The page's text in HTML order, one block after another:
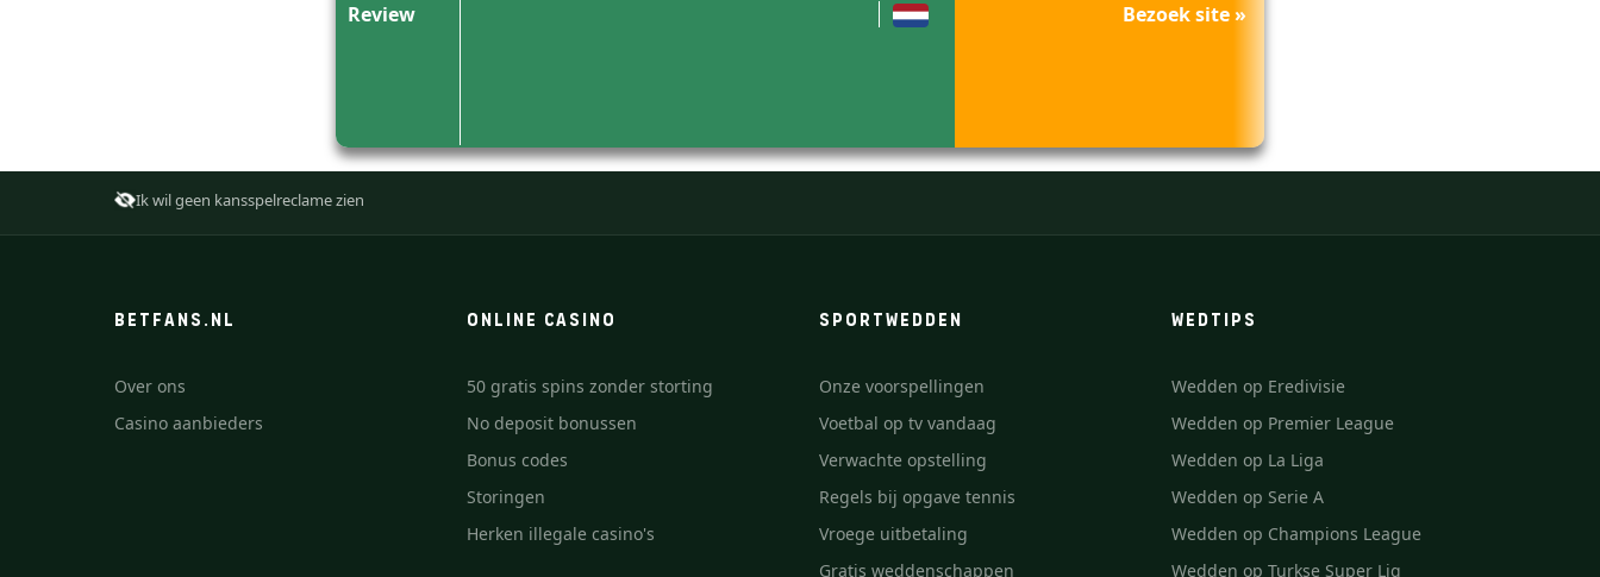
Review Bezoek site »
Ik wil geen kansspelreclame zien
BETFANS.NL
Over ons
Casino aanbieders
ONLINE CASINO
50 gratis spins zonder storting
No deposit bonussen
Bonus codes
Storingen
Herken illegale casino's
SPORTWEDDEN
Onze voorspellingen
Voetbal op tv vandaag
Verwachte opstelling
Regels bij opgave tennis
Vroege uitbetaling
Gratis weddenschappen
WEDTIPS
Wedden op Eredivisie
Wedden op Premier League
Wedden op La Liga
Wedden op Serie A
Wedden op Champions League
Wedden op Turkse Super Lig